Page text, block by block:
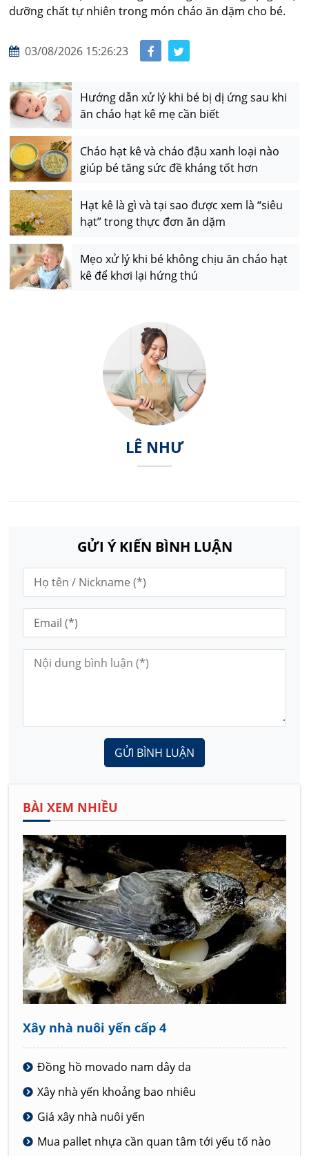
dưỡng chất tự nhiên trong món cháo ăn dặm cho bé.
03/08/2026 15:26:23
Hướng dẫn xử lý khi bé bị dị ứng sau khi
ăn cháo hạt kê mẹ cần biết
Cháo hạt kê và cháo đậu xanh loại nào
giúp bé tăng sức đề kháng tốt hơn
Hạt kê là gì và tại sao được xem là “siêu
hạt” trong thực đơn ăn dặm
Mẹo xử lý khi bé không chịu ăn cháo hạt
kê để khơi lại hứng thú
LÊ NHƯ
GỬI Ý KIẾN BÌNH LUẬN
GỬI BÌNH LUẬN
BÀI XEM NHIỀU
Xây nhà nuôi yến cấp 4
Đồng hồ movado nam dây da
Xây nhà yến khoảng bao nhiêu
Giá xây nhà nuôi yến
Mua pallet nhựa cần quan tâm tới yếu tố nào